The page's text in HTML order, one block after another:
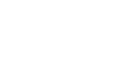
Municipal Aniz Pacha e o
que possui mais de 70 espécies em
deixar de conhecer as delícias do
preferidos da cidade, como
o clássico Iracema e o Bella Capri